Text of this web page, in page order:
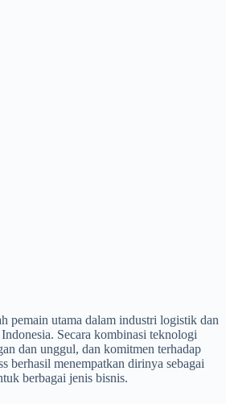
pemain utama dalam industri logistik dan
Secara kombinasi teknologi
dan unggul, dan komitmen terhadap
berhasil menempatkan dirinya sebagai
berbagai jenis bisnis.